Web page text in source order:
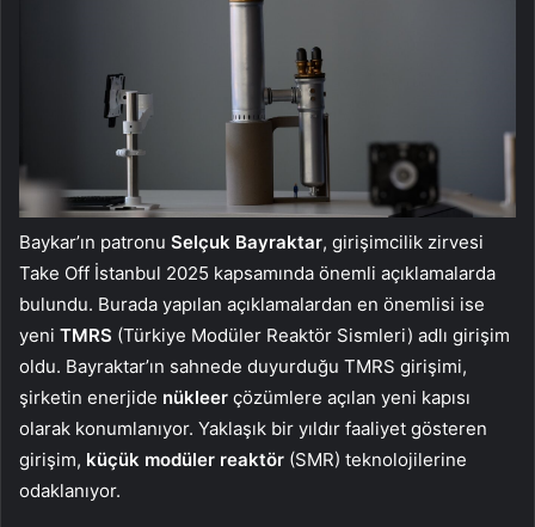
Baykar’ın patronu Selçuk Bayraktar, girişimcilik zirvesi
Take Off İstanbul 2025 kapsamında önemli açıklamalarda
bulundu. Burada yapılan açıklamalardan en önemlisi ise
yeni TMRS (Türkiye Modüler Reaktör Sismleri) adlı girişim
oldu. Bayraktar’ın sahnede duyurduğu TMRS girişimi,
şirketin enerjide nükleer çözümlere açılan yeni kapısı
olarak konumlanıyor. Yaklaşık bir yıldır faaliyet gösteren
girişim, küçük modüler reaktör (SMR) teknolojilerine
odaklanıyor.